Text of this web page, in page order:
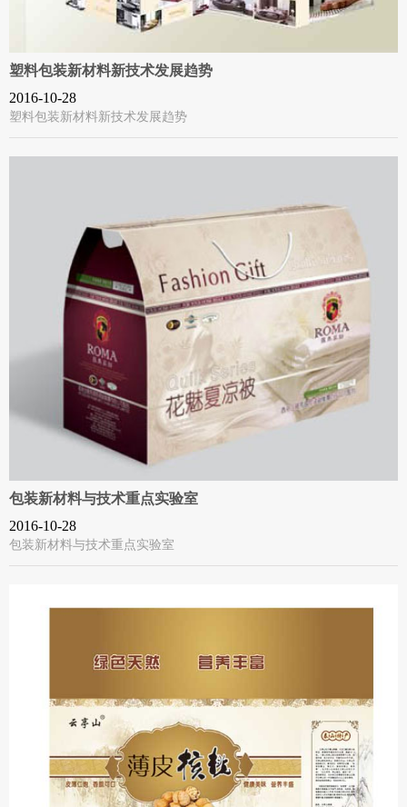
塑料包装新材料新技术发展趋势
2016-10-28
塑料包装新材料新技术发展趋势
包装新材料与技术重点实验室
2016-10-28
包装新材料与技术重点实验室